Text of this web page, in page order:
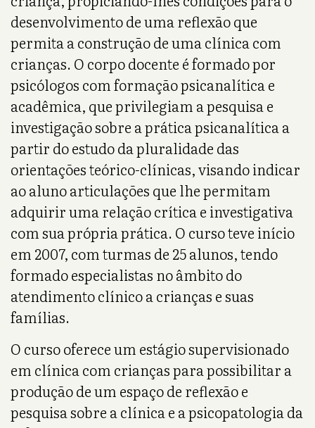
desenvolvimento de uma reflexão que
permita a construção de uma clínica com
crianças. O corpo docente é formado por
psicólogos com formação psicanalítica e
acadêmica, que privilegiam a pesquisa e
investigação sobre a prática psicanalítica a
partir do estudo da pluralidade das
orientações teórico-clínicas, visando indicar
ao aluno articulações que lhe permitam
adquirir uma relação crítica e investigativa
com sua própria prática. O curso teve início
em 2007, com turmas de 25 alunos, tendo
formado especialistas no âmbito do
atendimento clínico a crianças e suas
famílias.
O curso oferece um estágio supervisionado
em clínica com crianças para possibilitar a
produção de um espaço de reflexão e
pesquisa sobre a clínica e a psicopatologia da